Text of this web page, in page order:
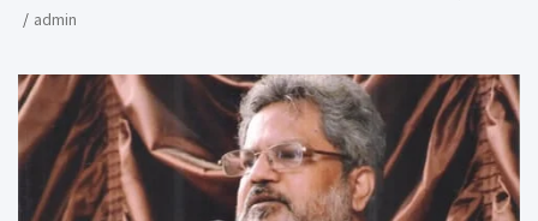
admin